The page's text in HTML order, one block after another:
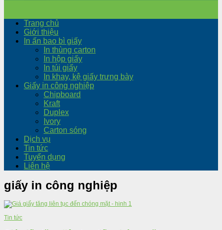
Trang chủ
Giới thiệu
In ấn bao bì giấy
In thùng carton
In hộp giấy
In túi giấy
In khay, kệ giấy trưng bày
Giấy in công nghiệp
Chipboard
Kraft
Duplex
Ivory
Carton sóng
Dịch vụ
Tin tức
Tuyển dụng
Liên hệ
giấy in công nghiệp
Tin tức